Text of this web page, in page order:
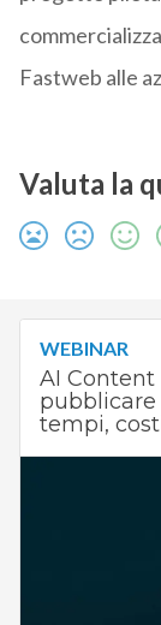
Fastweb alle
Valuta la
WEBINAR
AI
tempi,